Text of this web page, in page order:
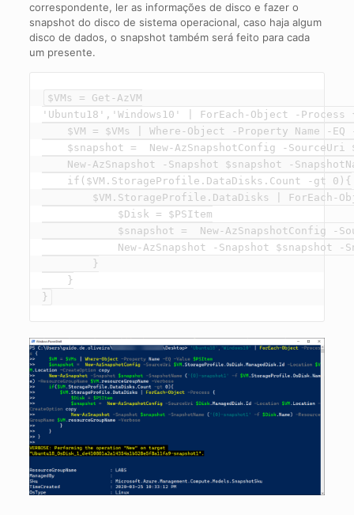
correspondente, ler as informações de disco e fazer o
snapshot do disco de sistema operacional, caso haja algum
disco de dados, o snapshot também será feito para cada
um presente.
$VMs = Get-AzVM
'Ubuntu18','Windows10' | ForEach-Object -Process
$VM = $VMs | Where-Object -Property Name -EQ
$snapshot =  New-AzSnapshotConfig -
New-AzSnapshot -Snapshot $snapshot -
    if($VM.StorageProfile.DataDisks.Count -gt 0){
$VM.StorageProfile.DataDisks | ForEach-
            $Disk = $PSItem
$snapshot =  New-AzSnapshotConfig -
New-AzSnapshot -Snapshot $snapshot
        }
    }
}